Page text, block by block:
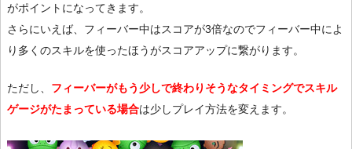
がポイントになってきます。
さらにいえば、フィーバー中はスコアが3倍なのでフィーバー中によ
り多くのスキルを使ったほうがスコアアップに繋がります。
ただし、 フィーバーがもう少しで終わりそうなタイミングでスキル
ゲージがたまっている場合は少しプレイ方法を変えます。